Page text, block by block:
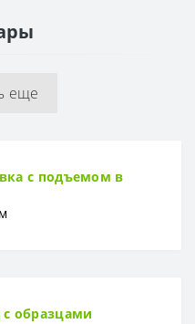
еще
с подъемом в
образцами